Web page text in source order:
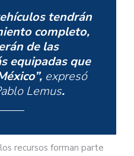
tendrán
completo,
de las
equipadas que
expresó
Lemus.
recursos forman parte